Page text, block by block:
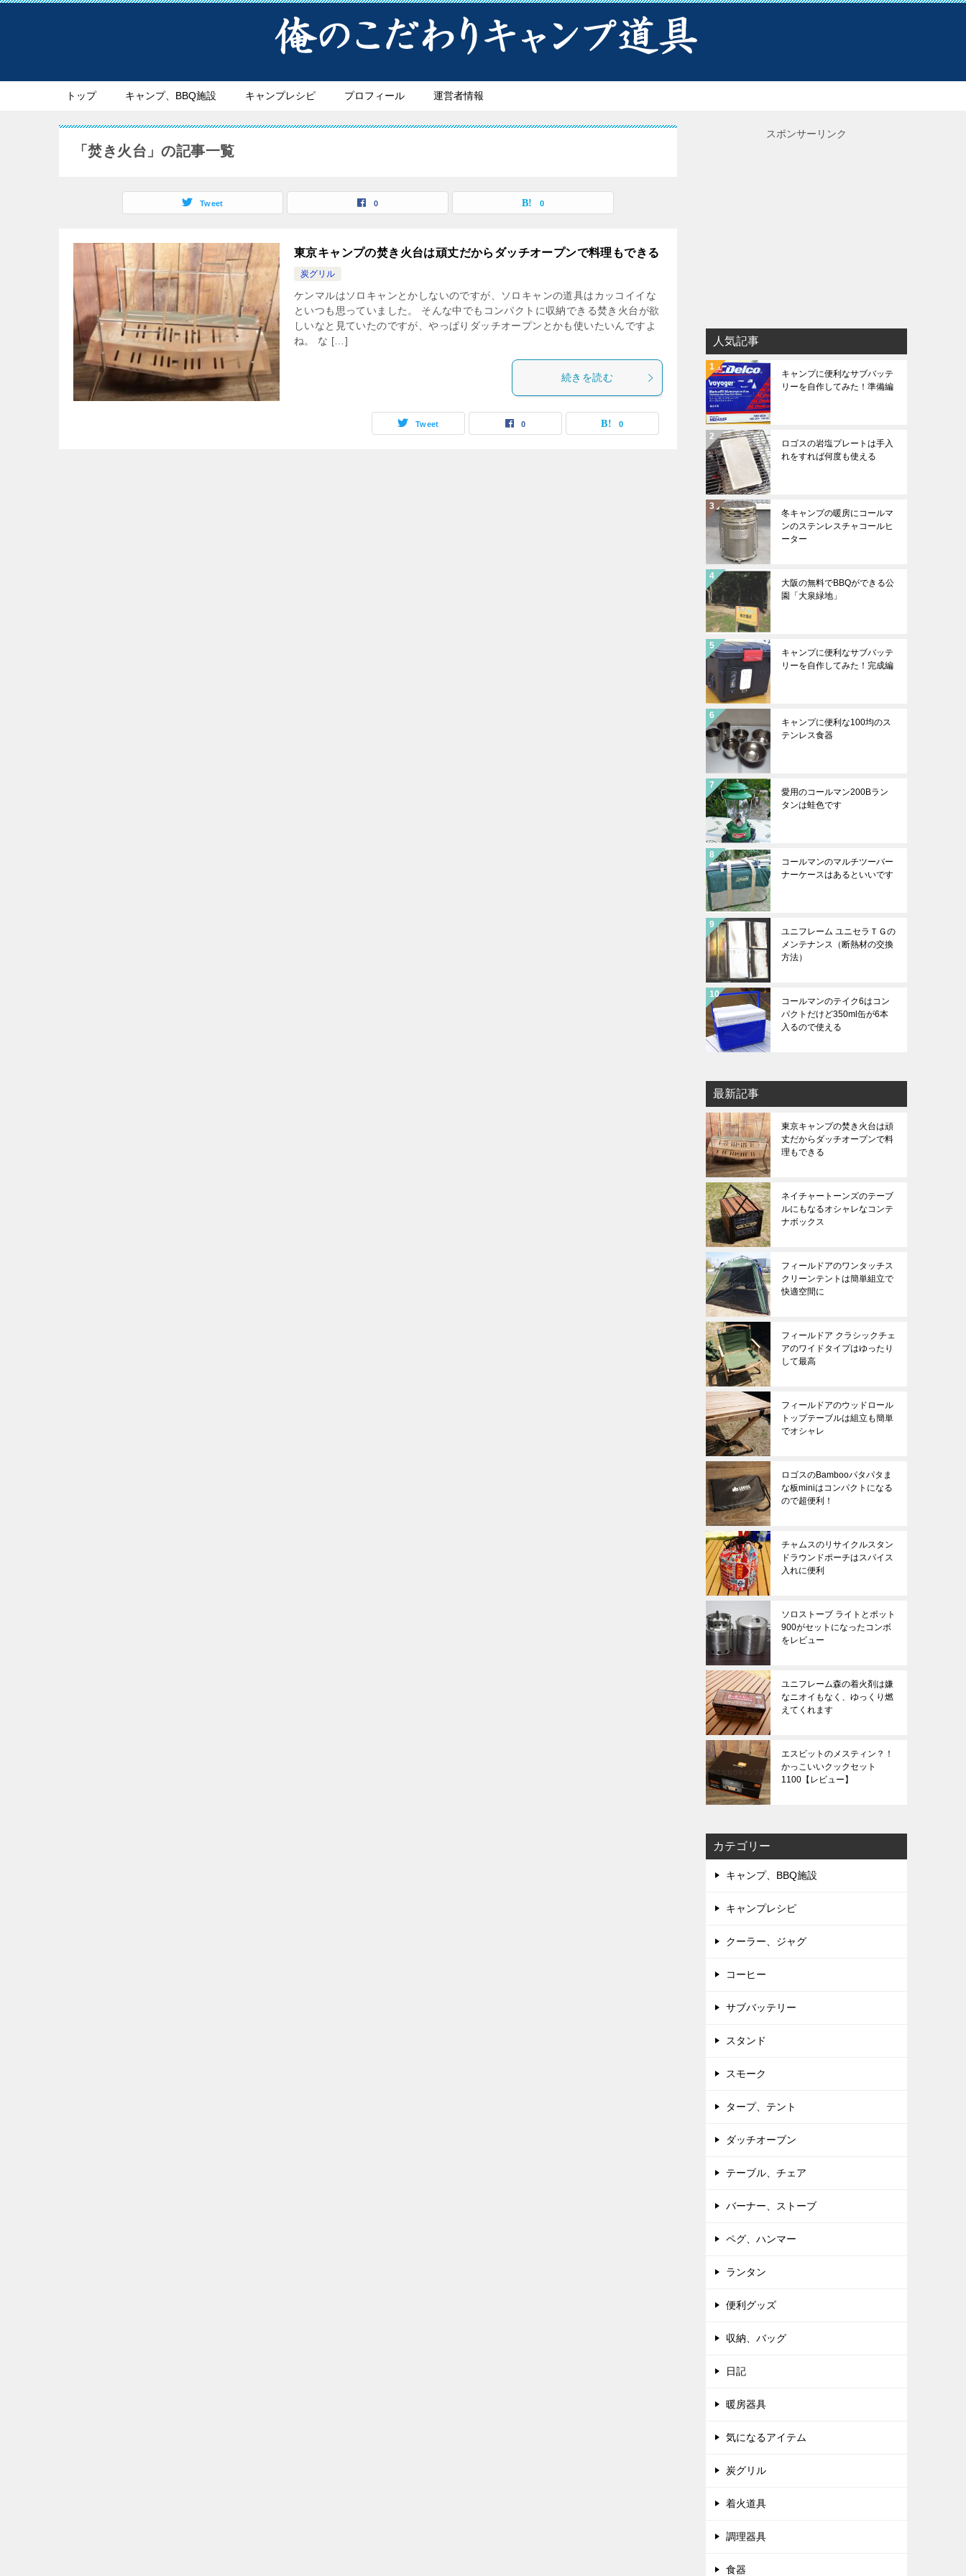
トップ キャンプ、BBQ施設 キャンプレシピ プロフィール 運営者情報
「焚き火台」の記事一覧
Tweet 0 0
東京キャンプの焚き火台は頑丈だからダッチオープンで料理もできる
炭グリル
ケンマルはソロキャンとかしないのですが、ソロキャンの道具はカッコイイな
といつも思っていました。 そんな中でもコンパクトに収納できる焚き火台が欲
しいなと見ていたのですが、やっぱりダッチオープンとかも使いたいんですよ
ね。 な […]
続きを読む
Tweet 0 0
スポンサーリンク
人気記事
キャンプに便利なサブバッテ
リーを自作してみた！準備編
ロゴスの岩塩プレートは手入
れをすれば何度も使える
冬キャンプの暖房にコールマ
ンのステンレスチャコールヒ
ーター
大阪の無料でBBQができる公
園「大泉緑地」
キャンプに便利なサブバッテ
リーを自作してみた！完成編
キャンプに便利な100均のス
テンレス食器
愛用のコールマン200Bラン
タンは蛙色です
コールマンのマルチツーバー
ナーケースはあるといいです
ユニフレーム ユニセラＴＧの
メンテナンス（断熱材の交換
方法）
コールマンのテイク6はコン
パクトだけど350ml缶が6本
入るので使える
最新記事
東京キャンプの焚き火台は頑
丈だからダッチオープンで料
理もできる
ネイチャートーンズのテーブ
ルにもなるオシャレなコンテ
ナボックス
フィールドアのワンタッチス
クリーンテントは簡単組立で
快適空間に
フィールドア クラシックチェ
アのワイドタイプはゆったり
して最高
フィールドアのウッドロール
トップテーブルは組立も簡単
でオシャレ
ロゴスのBambooパタパタま
な板miniはコンパクトになる
ので超便利！
チャムスのリサイクルスタン
ドラウンドポーチはスパイス
入れに便利
ソロストーブ ライトとポット
900がセットになったコンボ
をレビュー
ユニフレーム森の着火剤は嫌
なニオイもなく、ゆっくり燃
えてくれます
エスビットのメスティン？！
かっこいいクックセット
1100【レビュー】
カテゴリー
キャンプ、BBQ施設
キャンプレシピ
クーラー、ジャグ
コーヒー
サブバッテリー
スタンド
スモーク
タープ、テント
ダッチオーブン
テーブル、チェア
バーナー、ストーブ
ペグ、ハンマー
ランタン
便利グッズ
収納、バッグ
日記
暖房器具
気になるアイテム
炭グリル
着火道具
調理器具
食器